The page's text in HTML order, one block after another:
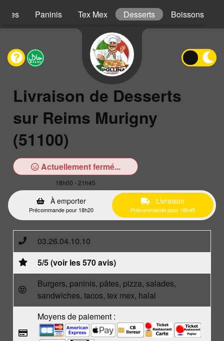
Paninis Tex Mex Desserts Boissons
Livraison de Desserts
sur Reims Murigny
(51100)
Actuellement fermé...
18h00 - 21h45
À emporter
Précommande pour 18h20
Livraison
Précommande pour 18h45
03.26.04.10.10
5/5 (voir les 570 avis)
Burgers, paninis, pâtes, pizza, salades,
sandwiches, tacos, tex mex, halal
Moyens de paiement :